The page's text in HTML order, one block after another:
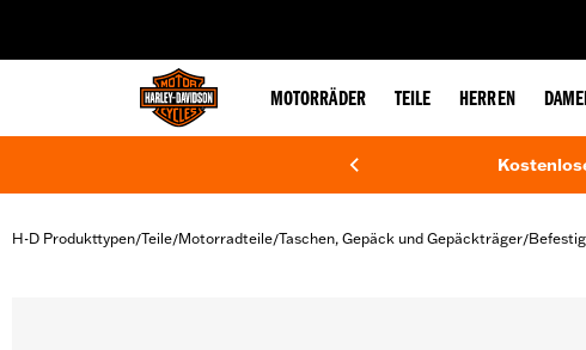
MOTORRÄDER TEILE HERREN
H-D Produkttypen/Teile/Motorradteile/Taschen, Gepäck und Gepäckträger/